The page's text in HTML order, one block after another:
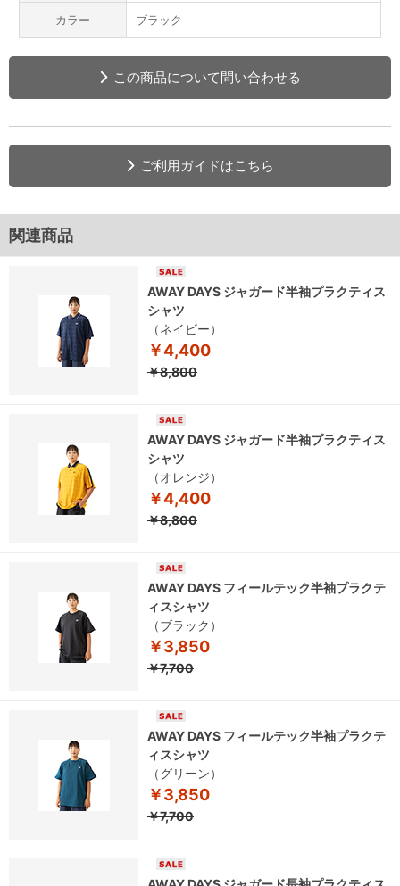
カラー ブラック
この商品について問い合わせる
ご利用ガイドはこちら
関連商品
AWAY DAYS ジャガード半袖プラクティス
シャツ
（ネイビー）
￥4,400
￥8,800
AWAY DAYS ジャガード半袖プラクティス
シャツ
（オレンジ）
￥4,400
￥8,800
AWAY DAYS フィールテック半袖プラクテ
ィスシャツ
（ブラック）
￥3,850
￥7,700
AWAY DAYS フィールテック半袖プラクテ
ィスシャツ
（グリーン）
￥3,850
￥7,700